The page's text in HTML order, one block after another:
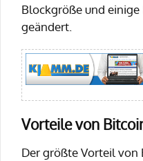
Blockgröße und
geändert.
Vorteile von
Der größte Vorteil von